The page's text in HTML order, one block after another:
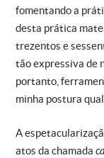
fomentando a
desta prática
trezentos e
tão expressiva de
portanto,
minha postura
A
atos da chamada